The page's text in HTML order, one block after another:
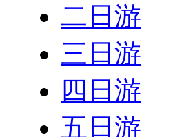
二日游
三日游
四日游
五日游